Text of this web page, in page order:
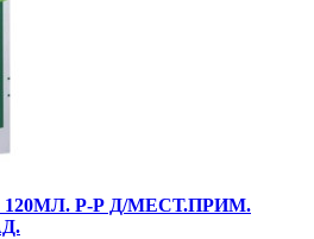
120МЛ. Р-Р Д/МЕСТ.ПРИМ.